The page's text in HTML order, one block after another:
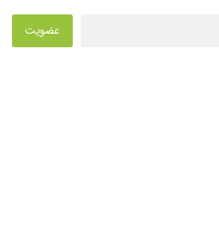
عضویت